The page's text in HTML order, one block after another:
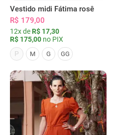
Vestido midi Fátima rosê
R$ 179,00
12x de R$ 17,30
R$ 175,00 no PIX
P
M G GG